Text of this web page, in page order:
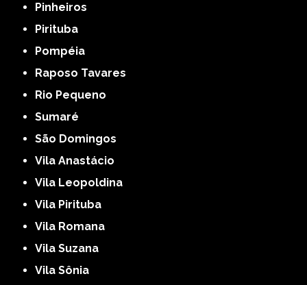
Pinheiros
Pirituba
Pompéia
Raposo Tavares
Rio Pequeno
Sumaré
São Domingos
Vila Anastácio
Vila Leopoldina
Vila Pirituba
Vila Romana
Vila Suzana
Vila Sônia